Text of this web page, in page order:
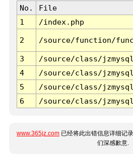
No. File
1
/index.php
2 /source/function/
3 /source/class/
4
/source/class/
5
/source/class/
6
/source/class/
www.365jz.com 已经将此出错信息详细记
们深感歉意.